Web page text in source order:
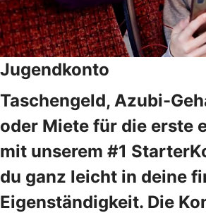
Jugendkonto
Taschengeld, Azubi-
oder Miete für die erste
mit unserem #1
du ganz leicht in deine
Eigenständigkeit. Die